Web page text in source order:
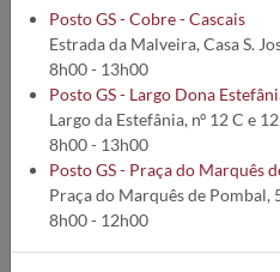
Qualidade e Rigor.
Utilize o menu em baixo e
pretende, para obter mais
No caso de alguma dúvida ou
para:
Telefone:212 693 530*
*Custo de Chamada para a Rede
Email:
Para consultar a lista de
Germano de Sousa:
Posto GS - Cobre - Cascais
Estrada da Malveira, Casa S.
8h00 - 13h00
Posto GS - Largo Dona
Largo da Estefânia, nº 12 C e
8h00 - 13h00
Posto GS - Praça do Marquês
Praça do Marquês de
8h00 - 12h00